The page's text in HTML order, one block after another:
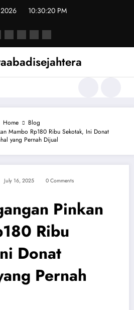
10:30:20 PM
Home
Blog
Mambo Rp180 Ribu Sekotak, Ini Donat
yang Pernah Dijual
July 16, 2025 0 Comments
Pinkan
Ribu
Donat
Pernah